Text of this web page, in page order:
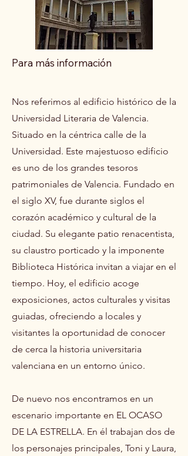
Para más información
Nos referimos al edificio histórico de la
Universidad Literaria de Valencia.
Situado en la céntrica calle de la
Universidad. Este majestuoso edificio
es uno de los grandes tesoros
patrimoniales de Valencia. Fundado en
el siglo XV, fue durante siglos el
corazón académico y cultural de la
ciudad. Su elegante patio renacentista,
su claustro porticado y la imponente
Biblioteca Histórica invitan a viajar en el
tiempo. Hoy, el edificio acoge
exposiciones, actos culturales y visitas
guiadas, ofreciendo a locales y
visitantes la oportunidad de conocer
de cerca la historia universitaria
valenciana en un entorno único.
De nuevo nos encontramos en un
escenario importante en EL OCASO
DE LA ESTRELLA. En él trabajan dos de
los personajes principales, Toni y Laura,